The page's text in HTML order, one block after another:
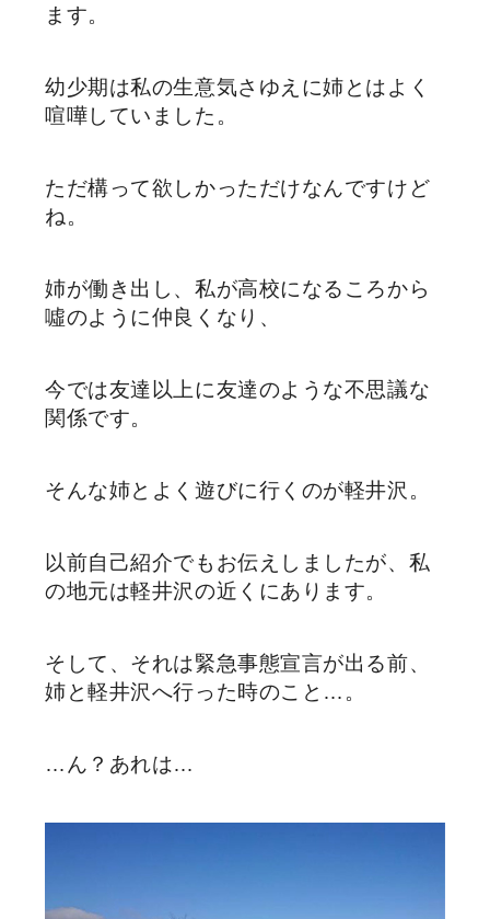
ます。
幼少期は私の生意気さゆえに姉とはよく
喧嘩していました。
ただ構って欲しかっただけなんですけど
ね。
姉が働き出し、私が高校になるころから
噓のように仲良くなり、
今では友達以上に友達のような不思議な
関係です。
そんな姉とよく遊びに行くのが軽井沢。
以前自己紹介でもお伝えしましたが、私
の地元は軽井沢の近くにあります。
そして、それは緊急事態宣言が出る前、
姉と軽井沢へ行った時のこと…。
…ん？あれは…